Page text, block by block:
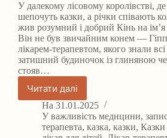
У далекому лісовому королівстві,
шепочуть казки, а річки співають
жив розумний і добрий Кінь на ім’я
Він не був звичайним конем —
лікарем-терапевтом, якого знали всі
затишний будиночок із глиняною
стояв…
Читати далі
Казка:
Кінь-
лікар
і
На 31.01.2025
У важливість медицини,
терапевта, казка, казки, Казки